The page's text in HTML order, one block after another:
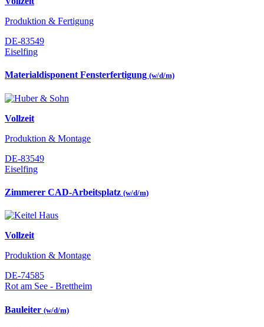
Produktion & Fertigung
DE-83549
Eiselfing
Materialdisponent Fensterfertigung (w/d/m)
Vollzeit
Produktion & Montage
DE-83549
Eiselfing
Zimmerer CAD-Arbeitsplatz (w/d/m)
Vollzeit
Produktion & Montage
DE-74585
Rot am See - Brettheim
Bauleiter (w/d/m)